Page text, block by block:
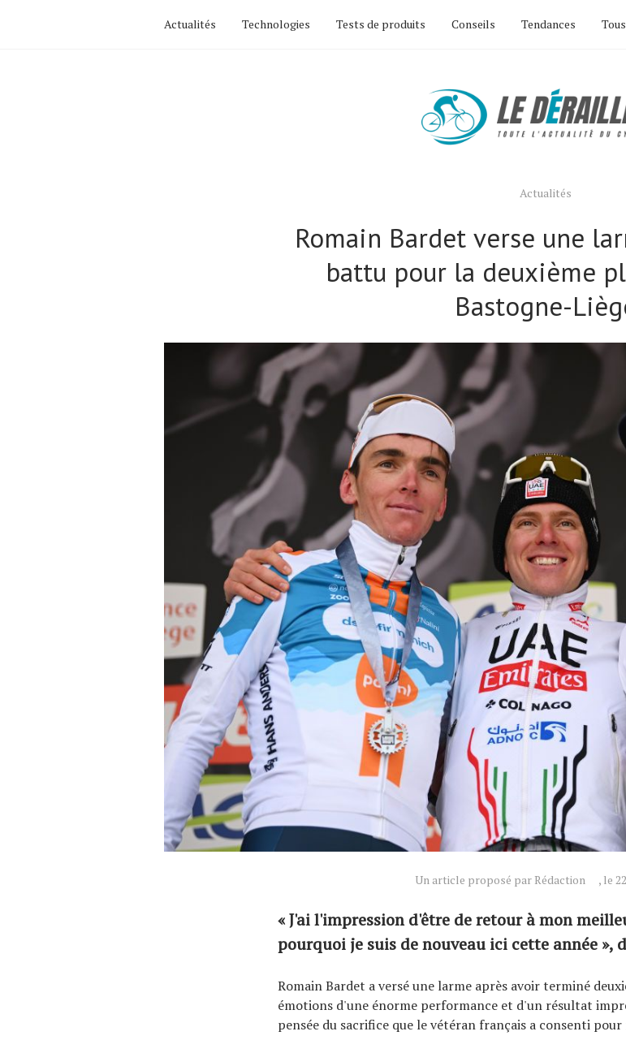
Actualités Technologies Tests de produits Conseils Tendances
Actualités
Romain Bardet verse une
battu pour la deuxième
Bastogne-
Un article proposé par Rédaction , le
« J'ai l'impression d'être de retour à mon
pourquoi je suis de nouveau ici cette année »,
Romain Bardet a versé une larme après avoir terminé
émotions d'une énorme performance et d'un résultat
pensée du sacrifice que le vétéran français a consenti